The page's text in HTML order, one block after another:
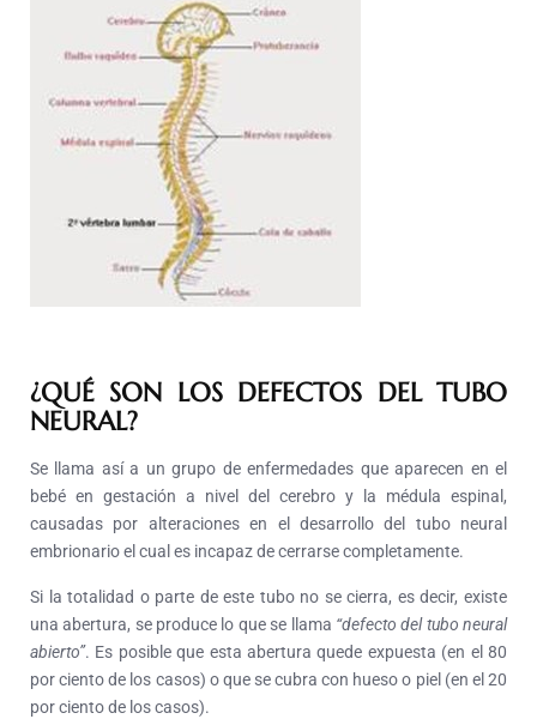
¿QUÉ SON LOS DEFECTOS DEL TUBO
NEURAL?
Se llama así a un grupo de enfermedades que aparecen en el
bebé en gestación a nivel del cerebro y la médula espinal,
causadas por alteraciones en el desarrollo del tubo neural
embrionario el cual es incapaz de cerrarse completamente.
Si la totalidad o parte de este tubo no se cierra, es decir, existe
una abertura, se produce lo que se llama “defecto del tubo neural
abierto”. Es posible que esta abertura quede expuesta (en el 80
por ciento de los casos) o que se cubra con hueso o piel (en el 20
por ciento de los casos).